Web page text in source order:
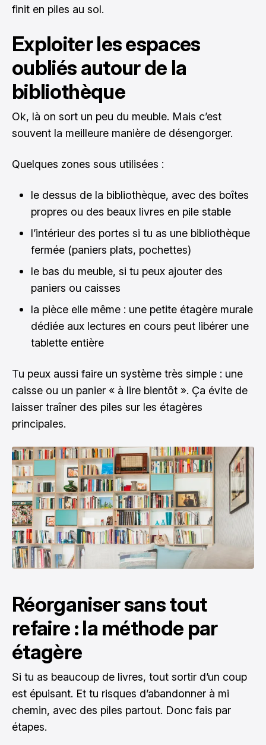
finit en piles au sol.
Exploiter les espaces
oubliés autour de la
bibliothèque
Ok, là on sort un peu du meuble. Mais c’est
souvent la meilleure manière de désengorger.
Quelques zones sous utilisées :
le dessus de la bibliothèque, avec des boîtes
propres ou des beaux livres en pile stable
l’intérieur des portes si tu as une bibliothèque
fermée (paniers plats, pochettes)
le bas du meuble, si tu peux ajouter des
paniers ou caisses
la pièce elle même : une petite étagère murale
dédiée aux lectures en cours peut libérer une
tablette entière
Tu peux aussi faire un système très simple : une
caisse ou un panier « à lire bientôt ». Ça évite de
laisser traîner des piles sur les étagères
principales.
Réorganiser sans tout
refaire : la méthode par
étagère
Si tu as beaucoup de livres, tout sortir d’un coup
est épuisant. Et tu risques d’abandonner à mi
chemin, avec des piles partout. Donc fais par
étapes.